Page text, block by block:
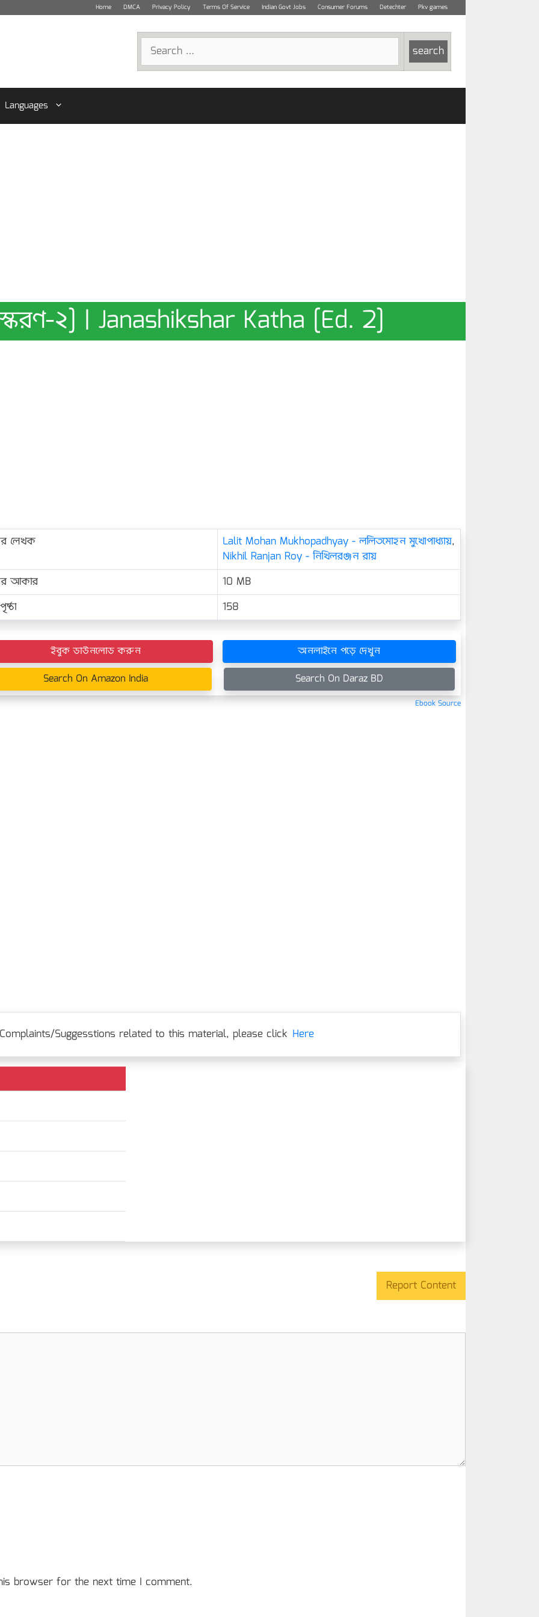
Home DMCA Privacy Policy Terms Of Service Indian Govt Jobs Consumer Forums Detechter Pkv games
Search
for:
Languages
২] | Janashikshar Katha [Ed. 2]
লেখক Lalit Mohan Mukhopadhyay - ললিতমোহন মুখোপাধ্যায়,
Nikhil Ranjan Roy - নিখিলরঞ্জন রায়
আকার
10 MB
158
ইবুক ডাউনলোড করুন
অনলাইনে পড়ে দেখুন
Search On Amazon India
Search On Daraz BD
Ebook Source
Suggesstions related to this material, please click Here
Report Content
browser for the next time I comment.